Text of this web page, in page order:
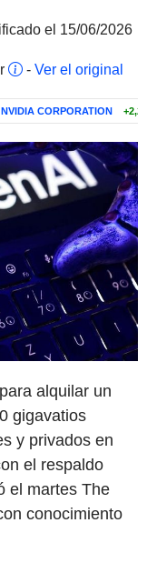
el 15/06/2026
- Ver el original
NVIDIA CORPORATION
alquilar un
gigavatios
y privados en
el respaldo
el martes The
conocimiento